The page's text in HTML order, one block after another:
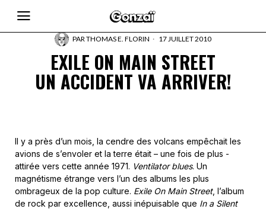
PARTHOMAS E. FLORIN 17 JUILLET 2010
EXILE ON MAIN STREET
UN ACCIDENT VA ARRIVER!
Il y a près d’un mois, la cendre des volcans empêchait les
avions de s’envoler et la terre était – une fois de plus -
attirée vers cette année 1971. Ventilator blues. Un
magnétisme étrange vers l’un des albums les plus
ombrageux de la pop culture. Exile On Main Street, l’album
de rock par excellence, aussi inépuisable que In a Silent